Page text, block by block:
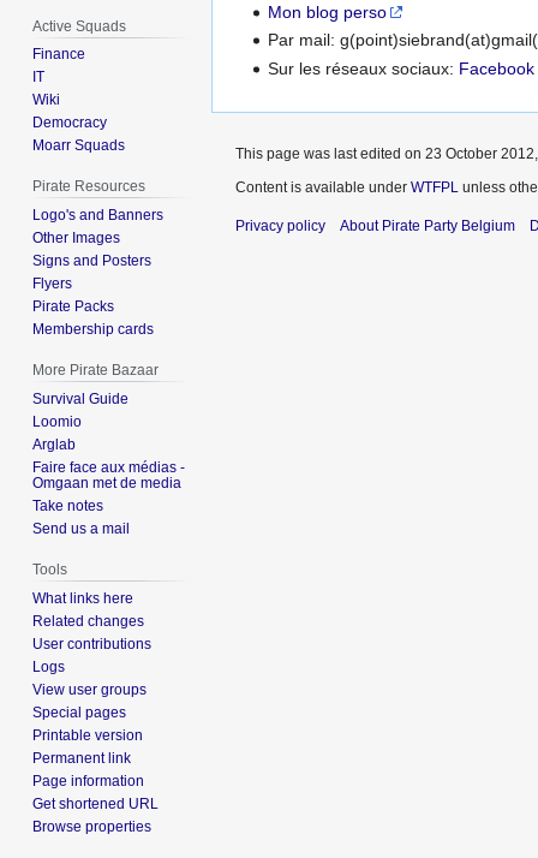
Mon blog perso
Par mail:
Sur les réseaux sociaux: Facebook
Active Squads
Finance
IT
Wiki
Democracy
Moarr Squads
Pirate Resources
Logo's and Banners
Other Images
Signs and Posters
Flyers
Pirate Packs
Membership cards
More Pirate Bazaar
Survival Guide
Loomio
Arglab
Faire face aux médias -
Omgaan met de media
Take notes
Send us a mail
Tools
What links here
Related changes
User contributions
Logs
View user groups
Special pages
Printable version
Permanent link
Page information
Get shortened URL
Browse properties
This page was last edited on 23 October
Content is available under WTFPL unless
Privacy policy About Pirate Party Belgium